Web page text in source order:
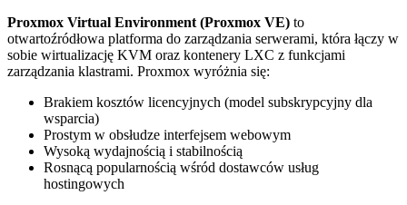
Proxmox Virtual Environment (Proxmox VE) to
otwartoźródłowa platforma do zarządzania serwerami, która łączy w
sobie wirtualizację KVM oraz kontenery LXC z funkcjami
zarządzania klastrami. Proxmox wyróżnia się:
Brakiem kosztów licencyjnych (model subskrypcyjny dla
wsparcia)
Prostym w obsłudze interfejsem webowym
Wysoką wydajnością i stabilnością
Rosnącą popularnością wśród dostawców usług
hostingowych